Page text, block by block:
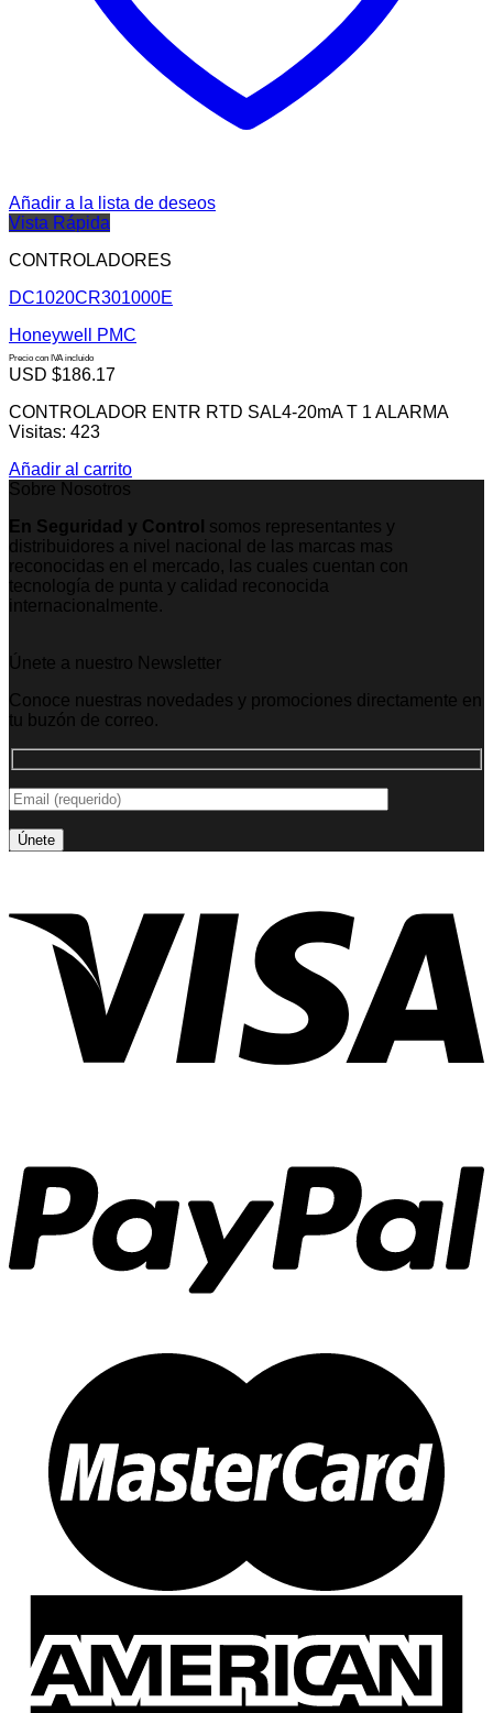
Añadir a la lista de deseos
Vista Rápida
CONTROLADORES
DC1020CR301000E
Honeywell PMC
Precio con IVA incluido
USD $186.17
CONTROLADOR ENTR RTD SAL4-20mA T 1 ALARMA
Visitas: 423
Añadir al carrito
Sobre Nosotros
En Seguridad y Control somos representantes y
distribuidores a nivel nacional de las marcas mas
reconocidas en el mercado, las cuales cuentan con
tecnología de punta y calidad reconocida
internacionalmente.
Únete a nuestro Newsletter
Conoce nuestras novedades y promociones directamente en
tu buzón de correo.